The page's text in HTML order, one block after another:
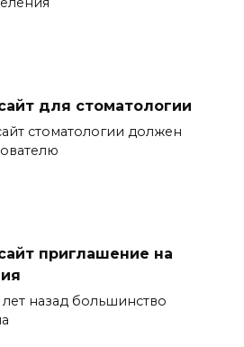
для стоматологии
стоматологии должен
приглашение на
назад большинство